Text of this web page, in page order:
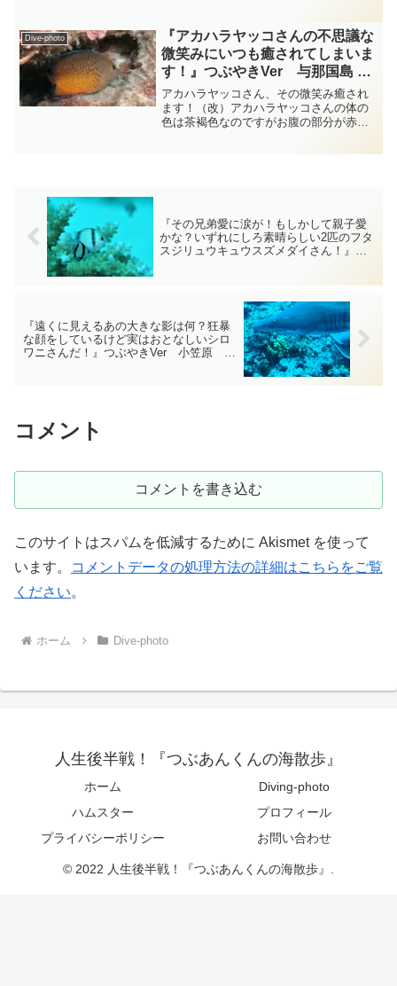
なつぶつぶがフルーツケーキのクリーム
トッピングのようでおいしそ...
Dive-photo
『アカハラヤッコさんの不思議な
微笑みにいつも癒されてしまいま
す！』つぶやきVer 与那国島 ダ
イビング‐フォト‐tsubuankun
アカハラヤッコさん、その微笑み癒され
ます！（改）アカハラヤッコさんの体の
色は茶褐色なのですがお腹の部分が赤み
『その兄弟愛に涙が！もしかして親子愛
かな？いずれにしろ素晴らしい2匹のフタ
スジリュウキュウスズメダイさん！』つ
『遠くに見えるあの大きな影は何？狂暴
な顔をしているけど実はおとなしいシロ
ワニさんだ！』つぶやきVer 小笠原 ダ
コメント
コメントを書き込む
このサイトはスパムを低減するために Akismet を使って
います。
コメントデータの処理方法の詳細はこちらをご覧
ください。
ホーム Dive-photo
人生後半戦！『つぶあんくんの海散歩』
ホーム
Diving-photo
ハムスター
プロフィール
プライバシーポリシー
お問い合わせ
© 2022 人生後半戦！『つぶあんくんの海散歩』.